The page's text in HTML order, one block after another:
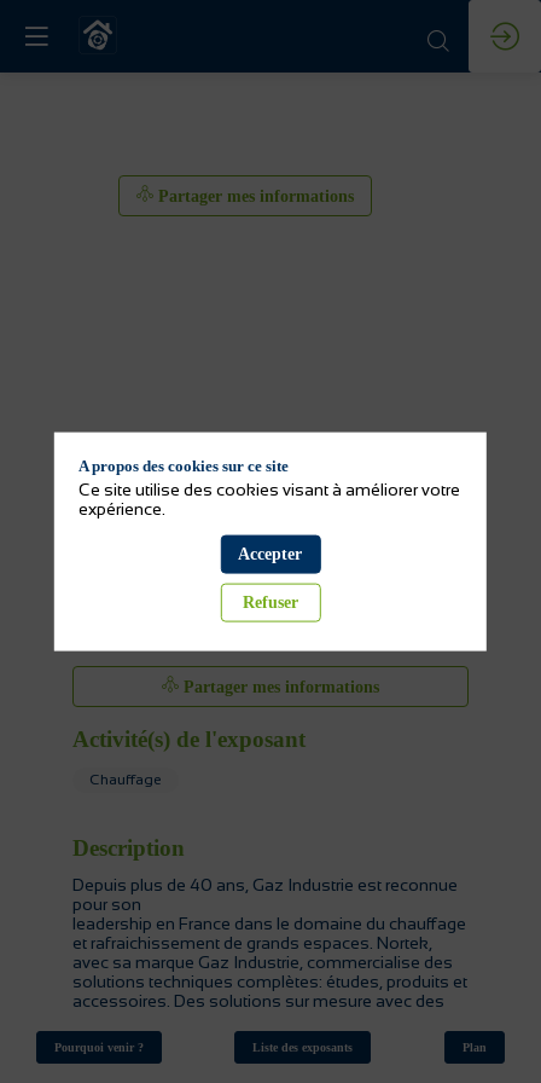
Partager mes informations
Partager mes informations
Activité(s) de l'exposant
Chauffage
Description
Depuis plus de 40 ans, Gaz Industrie est reconnue
pour son
leadership en France dans le domaine du chauffage
et rafraichissement de grands espaces. Nortek,
avec sa marque Gaz Industrie, commercialise des
solutions techniques complètes: études, produits et
accessoires. Des solutions sur mesure avec des
Pourquoi venir ? Liste des exposants Plan
A propos des cookies sur ce site
Ce site utilise des cookies visant à améliorer votre
expérience.
Accepter
Refuser